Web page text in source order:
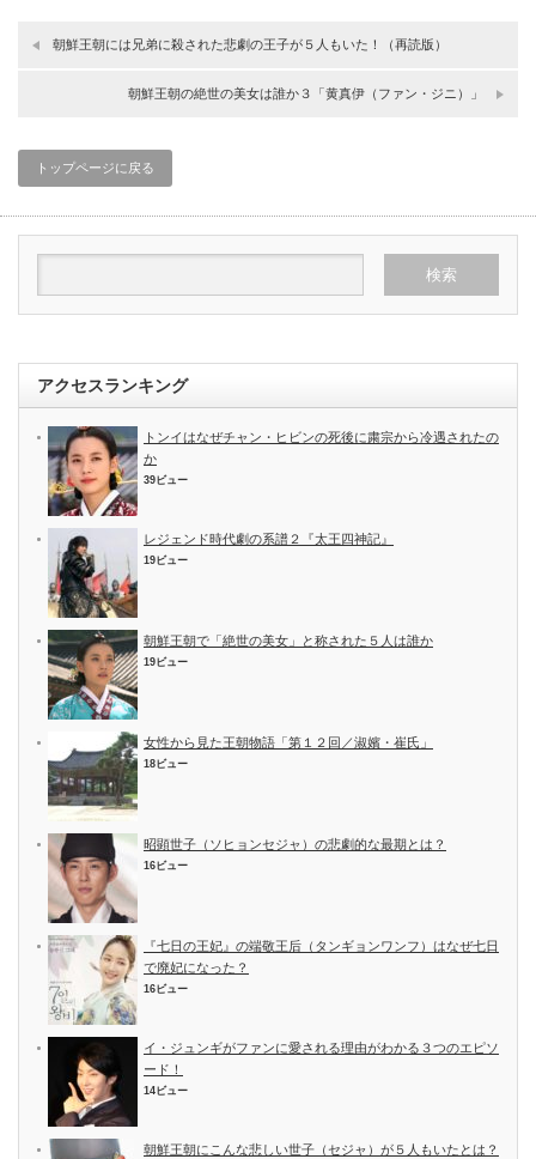
朝鮮王朝には兄弟に殺された悲劇の王子が５人もいた！（再読版）
朝鮮王朝の絶世の美女は誰か３「黄真伊（ファン・ジニ）」
トップページに戻る
アクセスランキング
トンイはなぜチャン・ヒビンの死後に粛宗から冷遇されたの
か
39ビュー
レジェンド時代劇の系譜２『太王四神記』
19ビュー
朝鮮王朝で「絶世の美女」と称された５人は誰か
19ビュー
女性から見た王朝物語「第１２回／淑嬪・崔氏」
18ビュー
昭顕世子（ソヒョンセジャ）の悲劇的な最期とは？
16ビュー
『七日の王妃』の端敬王后（タンギョンワンフ）はなぜ七日
で廃妃になった？
16ビュー
イ・ジュンギがファンに愛される理由がわかる３つのエピソ
ード！
14ビュー
朝鮮王朝にこんな悲しい世子（セジャ）が５人もいたとは？